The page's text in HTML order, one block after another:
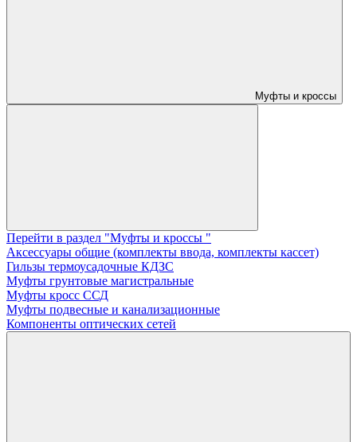
Муфты и кроссы
Перейти в раздел "Муфты и кроссы "
Аксессуары общие (комплекты ввода, комплекты кассет)
Гильзы термоусадочные КДЗС
Муфты грунтовые магистральные
Муфты кросс ССД
Муфты подвесные и канализационные
Компоненты оптических сетей